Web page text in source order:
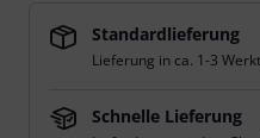
Standardlieferung
Lieferung in ca. 1-3
Schnelle Lieferung